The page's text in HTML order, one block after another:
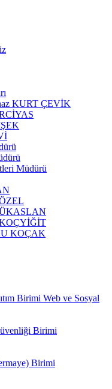
KURT ÇEVİK
Müdürü
KOÇYİĞİT
KOÇAK
Birimi Web ve Sosyal
Birimi
Birimi